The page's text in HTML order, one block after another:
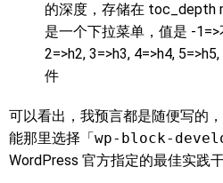
的深度，存储在 toc_depth
是一个下拉菜单，值是 -1=>
2=>h2, 3=>h3, 4=>h4,
件
可以看出，我预言都是随便写的
能那里选择「 wp-block-
WordPress 官方指定的最佳实践干